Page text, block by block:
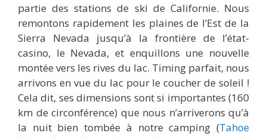
partie des stations de ski de Californie. Nous
remontons rapidement les plaines de l’Est de la
Sierra Nevada jusqu’à la frontière de l’état-
casino, le Nevada, et enquillons une nouvelle
montée vers les rives du lac. Timing parfait, nous
arrivons en vue du lac pour le coucher de soleil !
Cela dit, ses dimensions sont si importantes (160
km de circonférence) que nous n’arriverons qu’à
la nuit bien tombée à notre camping (Tahoe